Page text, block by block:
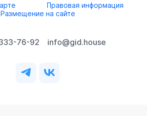
Правовая информация
Размещение на сайте
76-92 info@gid.house